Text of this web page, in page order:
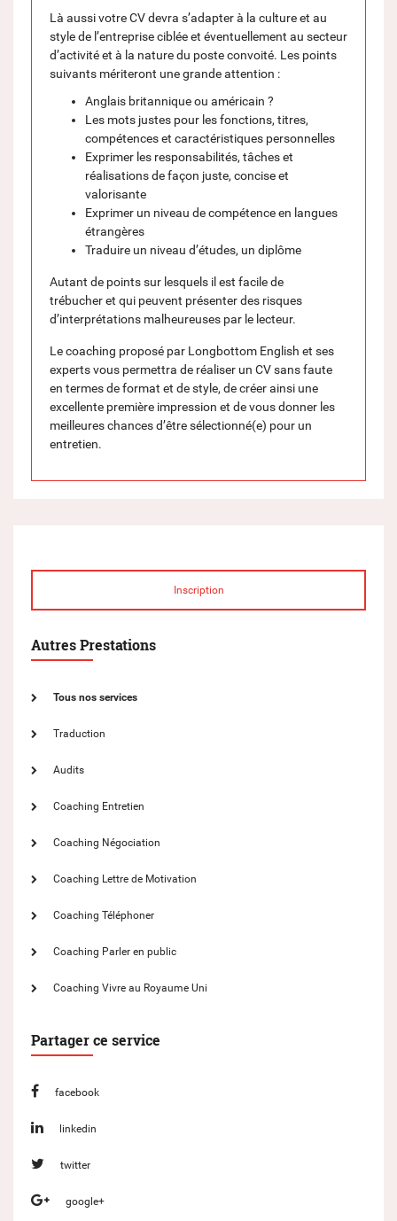
Là aussi votre CV devra s’adapter à la culture et au
style de l’entreprise ciblée et éventuellement au secteur
d’activité et à la nature du poste convoité. Les points
suivants mériteront une grande attention :
Anglais britannique ou américain ?
Les mots justes pour les fonctions, titres,
compétences et caractéristiques personnelles
Exprimer les responsabilités, tâches et
réalisations de façon juste, concise et
valorisante
Exprimer un niveau de compétence en langues
étrangères
Traduire un niveau d’études, un diplôme
Autant de points sur lesquels il est facile de
trébucher et qui peuvent présenter des risques
d’interprétations malheureuses par le lecteur.
Le coaching proposé par Longbottom English et ses
experts vous permettra de réaliser un CV sans faute
en termes de format et de style, de créer ainsi une
excellente première impression et de vous donner les
meilleures chances d’être sélectionné(e) pour un
entretien.
Inscription
Autres Prestations
Tous nos services
Traduction
Audits
Coaching Entretien
Coaching Négociation
Coaching Lettre de Motivation
Coaching Téléphoner
Coaching Parler en public
Coaching Vivre au Royaume Uni
Partager ce service
facebook
linkedin
twitter
google+